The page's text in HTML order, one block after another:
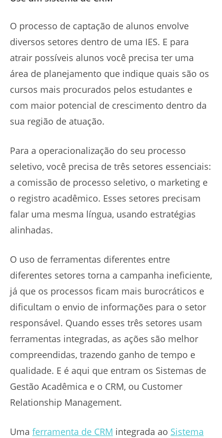
O processo de captação de alunos envolve
diversos setores dentro de uma IES. E para
atrair possíveis alunos você precisa ter uma
área de planejamento que indique quais são os
cursos mais procurados pelos estudantes e
com maior potencial de crescimento dentro da
sua região de atuação.
Para a operacionalização do seu processo
seletivo, você precisa de três setores essenciais:
a comissão de processo seletivo, o marketing e
o registro acadêmico. Esses setores precisam
falar uma mesma língua, usando estratégias
alinhadas.
O uso de ferramentas diferentes entre
diferentes setores torna a campanha ineficiente,
já que os processos ficam mais burocráticos e
dificultam o envio de informações para o setor
responsável. Quando esses três setores usam
ferramentas integradas, as ações são melhor
compreendidas, trazendo ganho de tempo e
qualidade. E é aqui que entram os Sistemas de
Gestão Acadêmica e o CRM, ou Customer
Relationship Management.
Uma ferramenta de CRM integrada ao Sistema